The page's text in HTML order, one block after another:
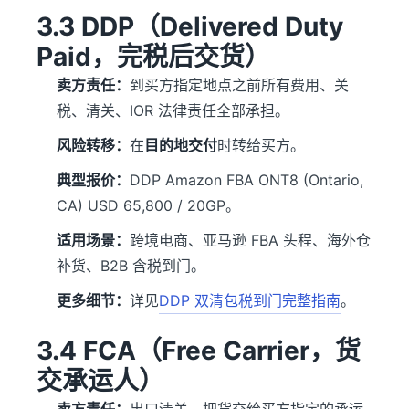
3.3 DDP（Delivered Duty
Paid，完税后交货）
卖方责任： 到买方指定地点之前所有费用、关
税、清关、IOR 法律责任全部承担。
风险转移： 在 目的地交付时转给买方。
典型报价： DDP Amazon FBA ONT8 (Ontario,
CA) USD 65,800 / 20GP。
适用场景： 跨境电商、亚马逊 FBA 头程、海外仓
补货、B2B 含税到门。
更多细节： 详见DDP 双清包税到门完整指南。
3.4 FCA（Free Carrier，货
交承运人）